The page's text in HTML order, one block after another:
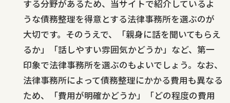
する分野があるため、当サイトで紹介しているよ
うな債務整理を得意とする法律事務所を選ぶのが
大切です。そのうえで、「親身に話を聞いてもらえ
るか」「話しやすい雰囲気かどうか」など、第一
印象で法律事務所を選ぶのもよいでしょう。なお、
法律事務所によって債務整理にかかる費用も異なる
ため、「費用が明確かどうか」「どの程度の費用